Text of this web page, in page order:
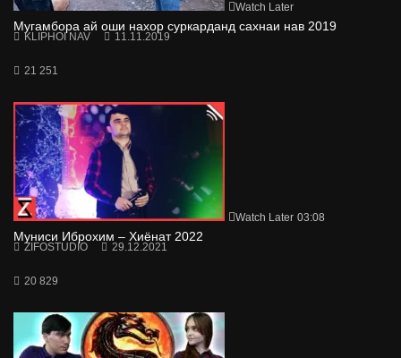
Watch Later
Мугамбора ай оши нахор суркарданд сахнаи нав 2019
KLIPHOI NAV 11.11.2019
21 251
Watch Later 03:08
Муниси Иброхим – Хиёнат 2022
ZIFOSTUDIO 29.12.2021
20 829